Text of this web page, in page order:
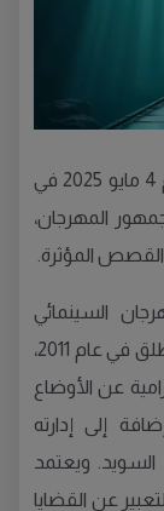
ومن المقرر عرض الفيلم في حفل الختام يوم 4 مايو 2025 في
المهرجان،
والقصص المؤثرة.
السينمائي
العربي الأكبر والأكثر شهرة في أوروبا، وقد انطلق في عام 2011،
عن الأوضاع
إلى إدارته
ويعتمد
عن القضايا